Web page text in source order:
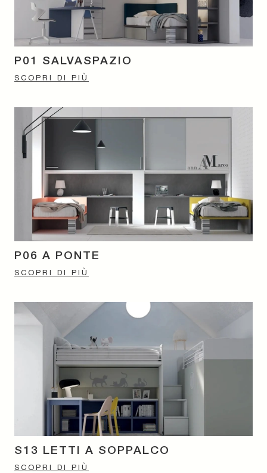
P01 SALVASPAZIO
SCOPRI DI PIÙ
P06 A PONTE
SCOPRI DI PIÙ
S13 LETTI A SOPPALCO
SCOPRI DI PIÙ